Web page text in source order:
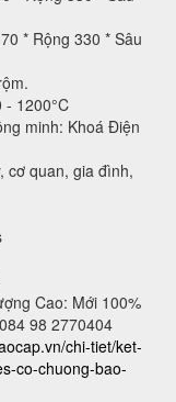
* Rộng 330 * Sâu
1200°C
minh: Khoá Điện
cơ quan, gia đình,
Cao: Mới 100%
98 2770404
chi-tiet/ket-
co-chuong-bao-